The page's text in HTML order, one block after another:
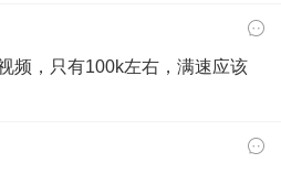
频，只有100k左右，满速应该